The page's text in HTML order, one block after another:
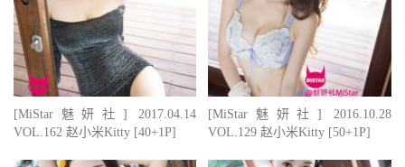
[MiStar魅妍社] 2017.04.14
VOL.162 赵小米Kitty [40+1P]
[MiStar魅妍社] 2016.10.28
VOL.129 赵小米Kitty [50+1P]